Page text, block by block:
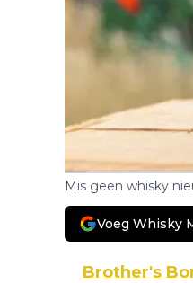
Mis geen whisky
Voeg Whisky
Brother's